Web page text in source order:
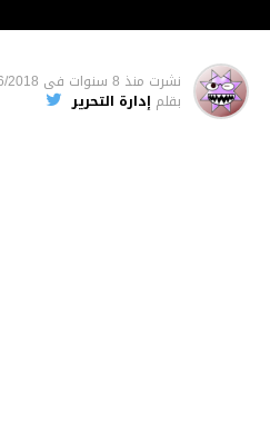
نشرت منذ 8 سنوات فى 2018
بقلم إدارة التحرير